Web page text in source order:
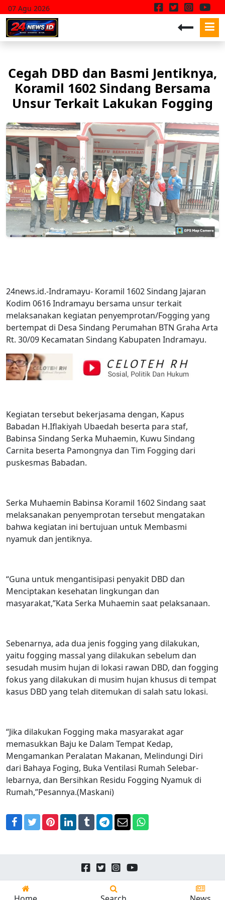
07 Agu 2026
Cegah DBD dan Basmi Jentiknya,
Koramil 1602 Sindang Bersama
Unsur Terkait Lakukan Fogging
24news.id.-Indramayu- Koramil 1602 Sindang Jajaran
Kodim 0616 Indramayu bersama unsur terkait
melaksanakan kegiatan penyemprotan/Fogging yang
bertempat di Desa Sindang Perumahan BTN Graha Arta
Rt. 30/09 Kecamatan Sindang Kabupaten Indramayu.
Kegiatan tersebut bekerjasama dengan, Kapus
Babadan H.Iflakiyah Ubaedah beserta para staf,
Babinsa Sindang Serka Muhaemin, Kuwu Sindang
Carnita beserta Pamongnya dan Tim Fogging dari
puskesmas Babadan.
Serka Muhaemin Babinsa Koramil 1602 Sindang saat
melaksanakan penyemprotan tersebut mengatakan
bahwa kegiatan ini bertujuan untuk Membasmi
nyamuk dan jentiknya.
“Guna untuk mengantisipasi penyakit DBD dan
Menciptakan kesehatan lingkungan dan
masyarakat,”Kata Serka Muhaemin saat pelaksanaan.
Sebenarnya, ada dua jenis fogging yang dilakukan,
yaitu fogging massal yang dilakukan sebelum dan
sesudah musim hujan di lokasi rawan DBD, dan fogging
fokus yang dilakukan di musim hujan khusus di tempat
kasus DBD yang telah ditemukan di salah satu lokasi.
“Jika dilakukan Fogging maka masyarakat agar
memasukkan Baju ke Dalam Tempat Kedap,
Mengamankan Peralatan Makanan, Melindungi Diri
dari Bahaya Foging, Buka Ventilasi Rumah Selebar-
lebarnya, dan Bersihkan Residu Fogging Nyamuk di
Rumah,”Pesannya.(Maskani)
Facebook
TwitterPinterest
LinkedIn
TumblrTelegram
EmailWhatsApp
24news.id